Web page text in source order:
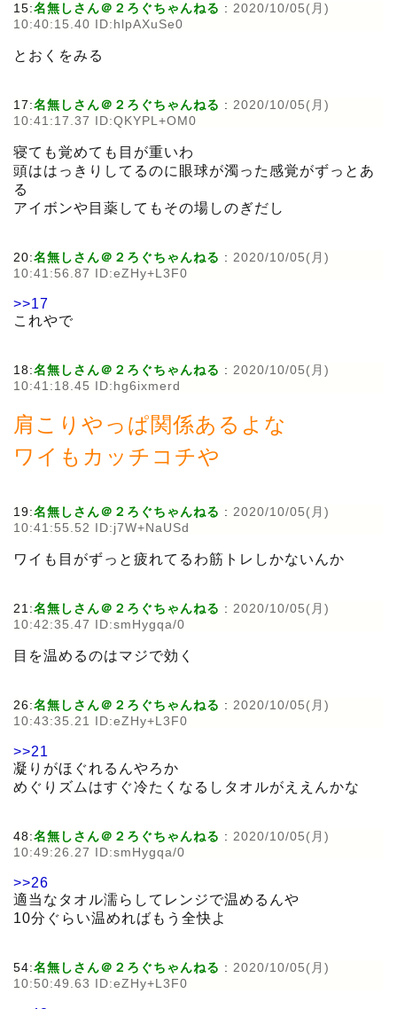
15:名無しさん＠２ろぐちゃんねる : 2020/10/05(月)
10:40:15.40 ID:hlpAXuSe0
とおくをみる
17:名無しさん＠２ろぐちゃんねる : 2020/10/05(月)
10:41:17.37 ID:QKYPL+OM0
寝ても覚めても目が重いわ
頭ははっきりしてるのに眼球が濁った感覚がずっとあ
る
アイボンや目薬してもその場しのぎだし
20:名無しさん＠２ろぐちゃんねる : 2020/10/05(月)
10:41:56.87 ID:eZHy+L3F0
>>17
これやで
18:名無しさん＠２ろぐちゃんねる : 2020/10/05(月)
10:41:18.45 ID:hg6ixmerd
肩こりやっぱ関係あるよな
ワイもカッチコチや
19:名無しさん＠２ろぐちゃんねる : 2020/10/05(月)
10:41:55.52 ID:j7W+NaUSd
ワイも目がずっと疲れてるわ筋トレしかないんか
21:名無しさん＠２ろぐちゃんねる : 2020/10/05(月)
10:42:35.47 ID:smHygqa/0
目を温めるのはマジで効く
26:名無しさん＠２ろぐちゃんねる : 2020/10/05(月)
10:43:35.21 ID:eZHy+L3F0
>>21
凝りがほぐれるんやろか
めぐりズムはすぐ冷たくなるしタオルがええんかな
48:名無しさん＠２ろぐちゃんねる : 2020/10/05(月)
10:49:26.27 ID:smHygqa/0
>>26
適当なタオル濡らしてレンジで温めるんや
10分ぐらい温めればもう全快よ
54:名無しさん＠２ろぐちゃんねる : 2020/10/05(月)
10:50:49.63 ID:eZHy+L3F0